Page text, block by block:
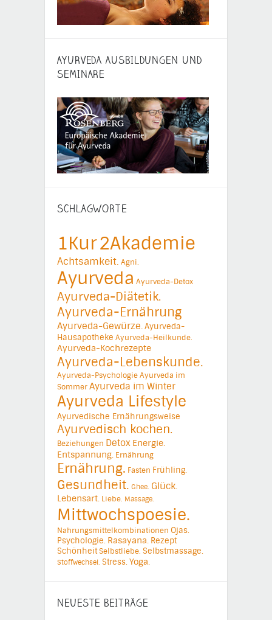
AYURVEDA AUSBILDUNGEN UND
SEMINARE
SCHLAGWORTE
1Kur2Akademie
Achtsamkeit. Agni.
Ayurveda Ayurveda-Detox
Ayurveda-Diätetik.
Ayurveda-Ernährung
Ayurveda-Gewürze.Ayurveda-
Hausapotheke Ayurveda-Heilkunde.
Ayurveda-Kochrezepte
Ayurveda-Lebenskunde.
Ayurveda-PsychologieAyurveda im
SommerAyurveda im Winter
Ayurveda Lifestyle
Ayurvedische Ernährungsweise
Ayurvedisch kochen.
Beziehungen Detox Energie.
Entspannung. Ernährung
Ernährung. Fasten Frühling.
Gesundheit. Ghee. Glück.
Lebensart. Liebe. Massage.
Mittwochspoesie.
Nahrungsmittelkombinationen Ojas.
Psychologie. Rasayana. Rezept
SchönheitSelbstliebe. Selbstmassage.
Stoffwechsel. Stress.Yoga.
NEUESTE BEITRÄGE